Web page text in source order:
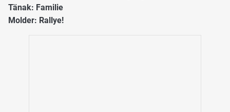
Tänak: Familie
Molder: Rallye!